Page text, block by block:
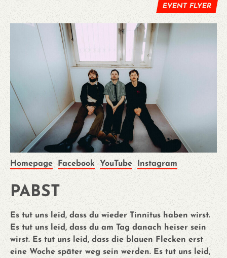
EVENT FLYER
Homepage Facebook YouTube Instagram
PABST
Es tut uns leid, dass du wieder Tinnitus haben wirst.
Es tut uns leid, dass du am Tag danach heiser sein
wirst. Es tut uns leid, dass die blauen Flecken erst
eine Woche später weg sein werden. Es tut uns leid,